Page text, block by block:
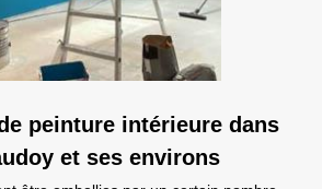
peinture intérieure dans
et ses environs